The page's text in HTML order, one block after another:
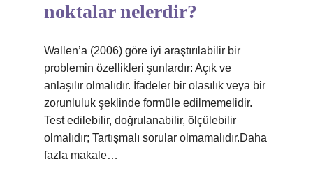
noktalar nelerdir?
Wallen’a (2006) göre iyi araştırılabilir bir
problemin özellikleri şunlardır: Açık ve
anlaşılır olmalıdır. İfadeler bir olasılık veya bir
zorunluluk şeklinde formüle edilmemelidir.
Test edilebilir, doğrulanabilir, ölçülebilir
olmalıdır; Tartışmalı sorular olmamalıdır.Daha
fazla makale…